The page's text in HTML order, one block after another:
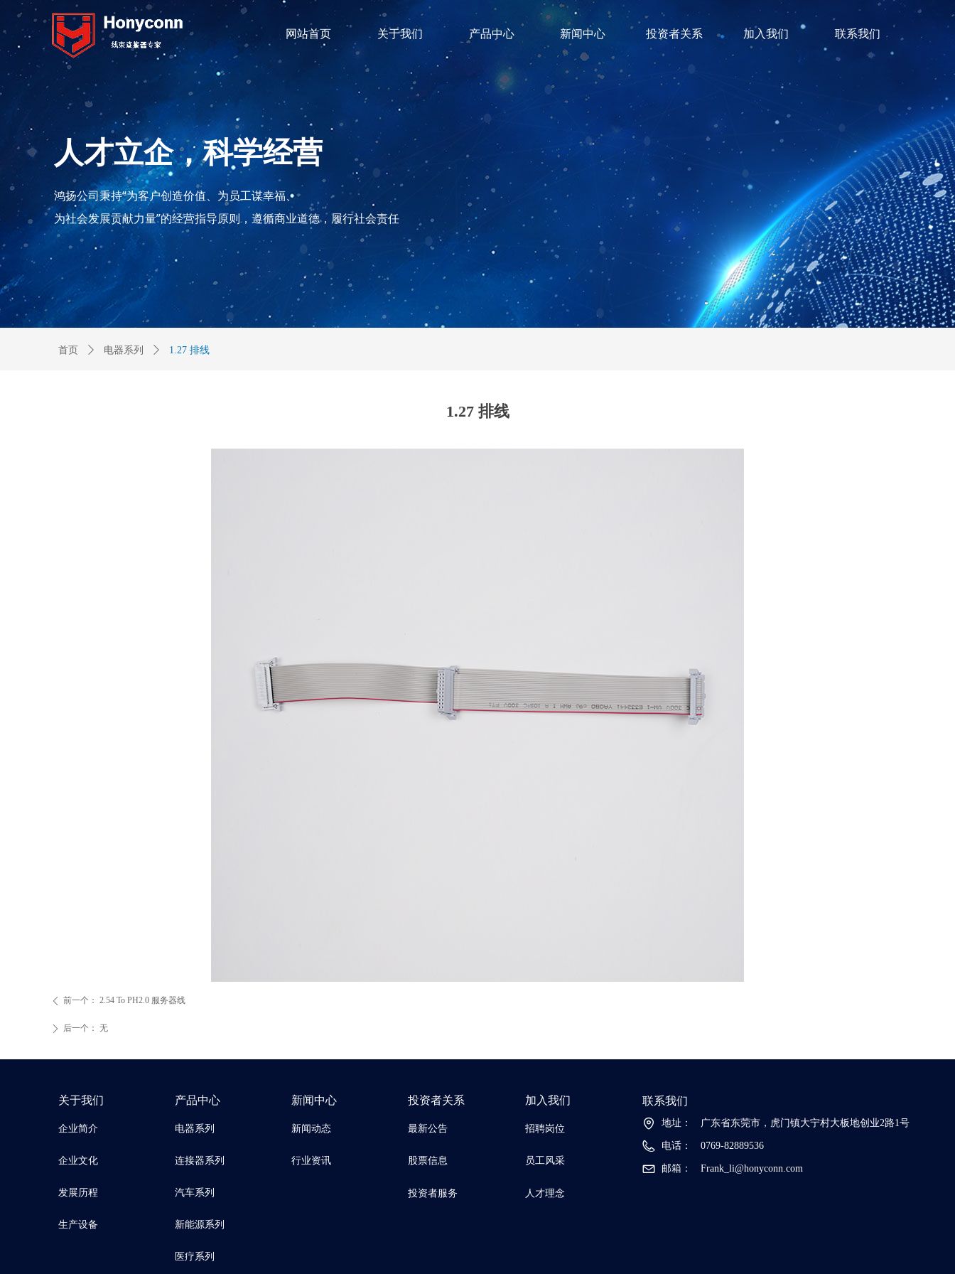
网站首页 关于我们 产品中心 新闻中心 投资者关系 加入我们 联系我们
首页 ꄲ 电器系列 ꄲ 1.27 排线
人才立企，科学经营
鸿扬公司秉持“为客户创造价值、为员工谋幸福、
为社会发展贡献力量”的经营指导原则，遵循商业道德，履行社会责任
1.27 排线
ꄴ 前一个： 2.54 To PH2.0 服务器线
ꄲ 后一个： 无
产品中心
企业简介
企业文化
发展历程
生产设备
电器系列
连接器系列
汽车系列
新能源系列
医疗系列
新闻中心
新闻动态
行业资讯
最新公告
股票信息
投资者服务
投资者关系
招聘岗位
员工风采
人才理念
加入我们 联系我们
地址： 广东省东莞市，虎门镇大宁村大板地创业2路1号
电话： 0769-82889536
邮箱： Frank_li@honyconn.com
关于我们